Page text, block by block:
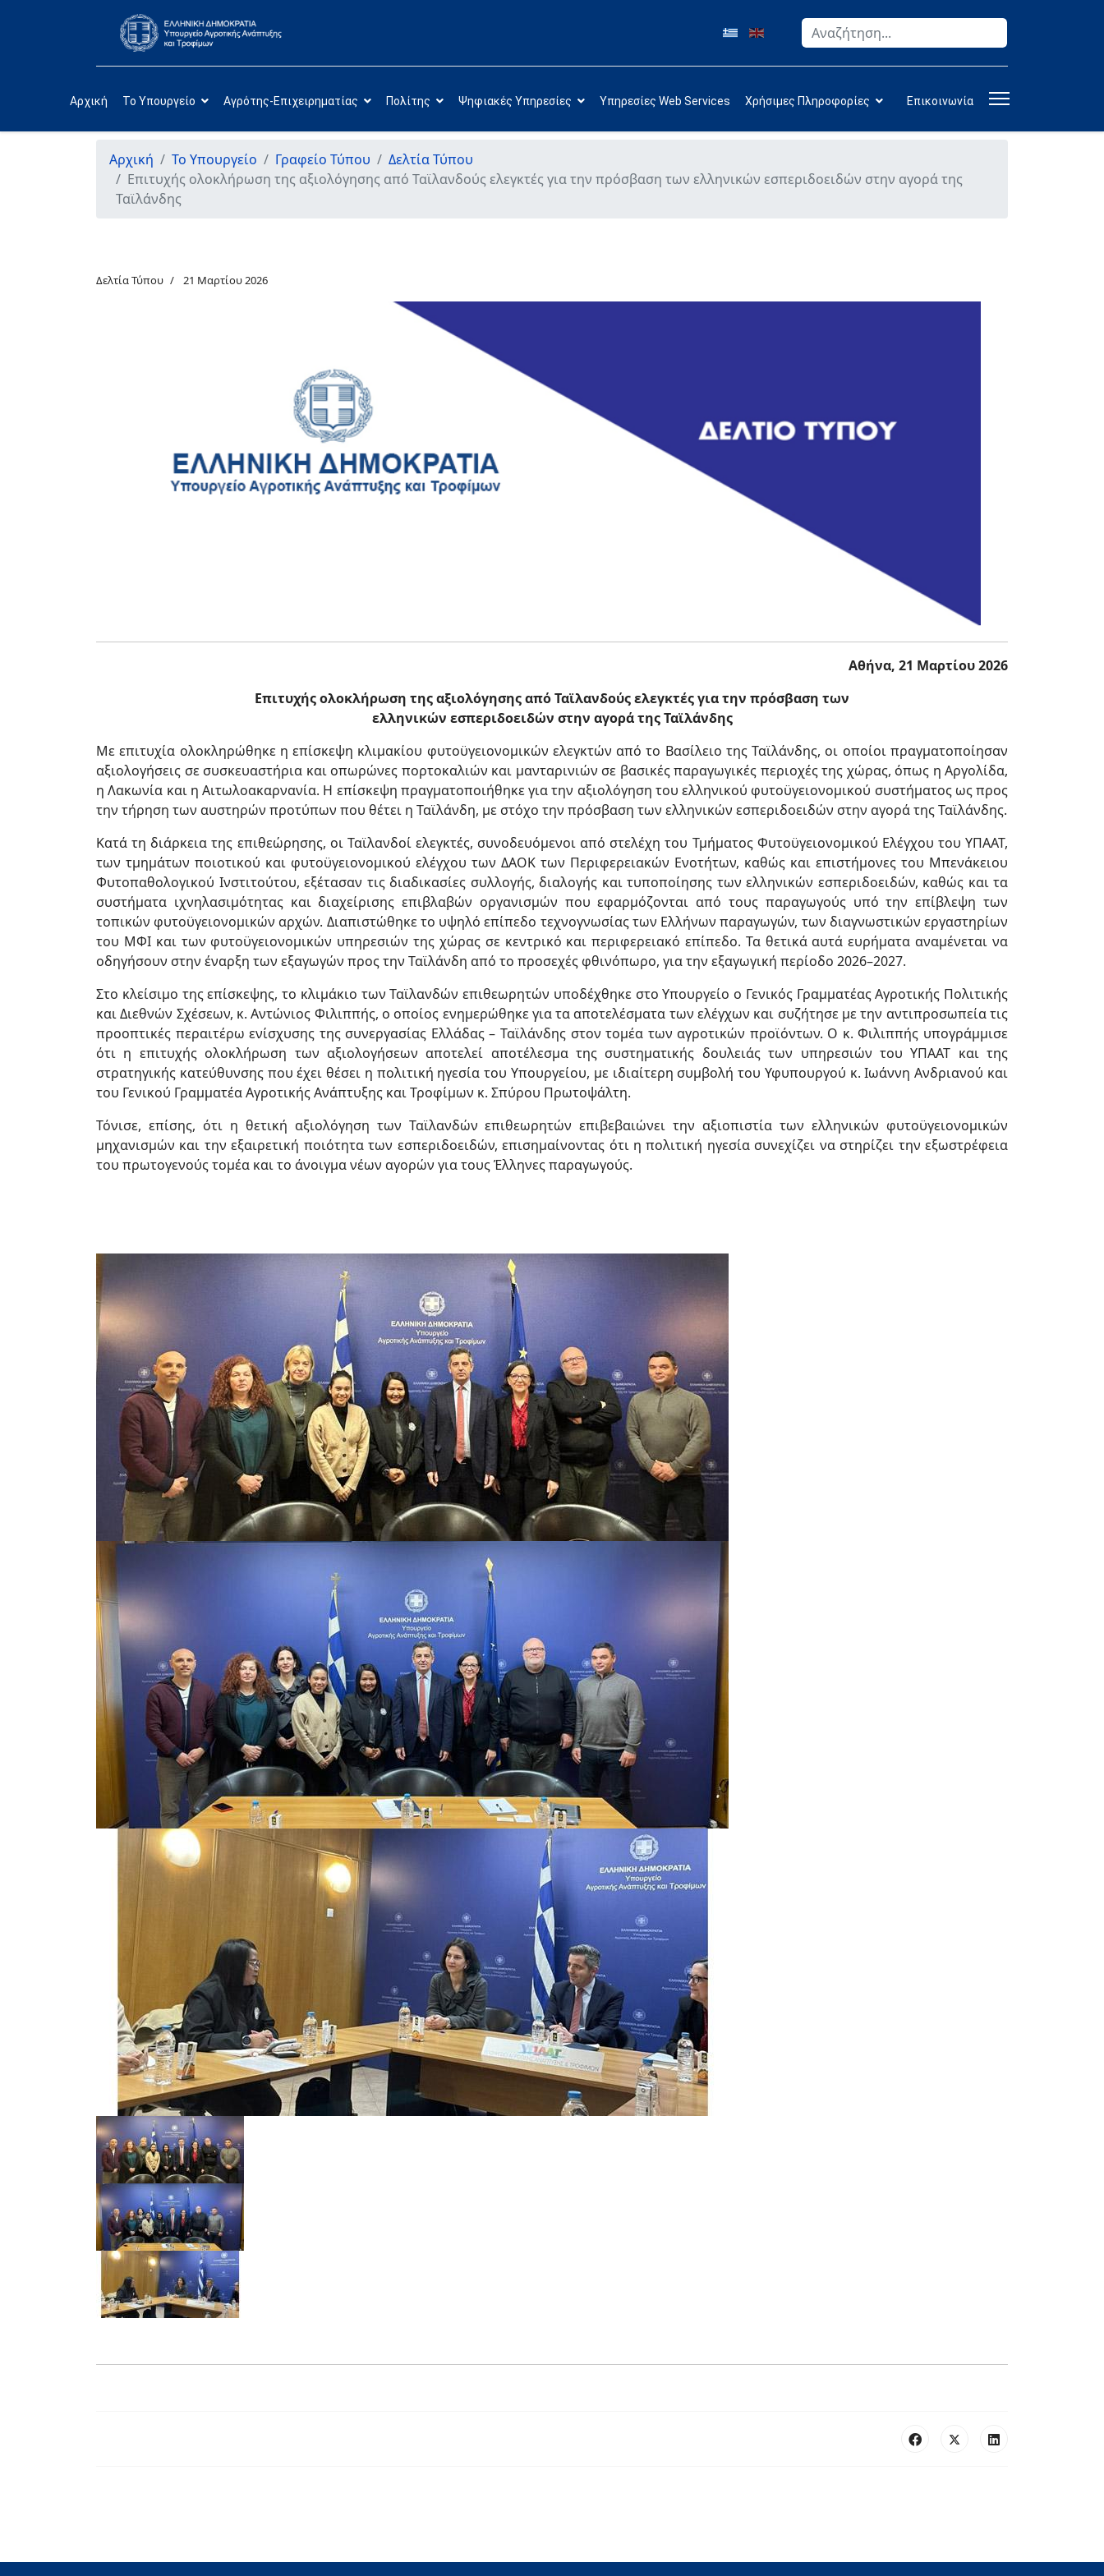
Αναζήτηση
Αρχική Το Υπουργείο Αγρότης-Επιχειρηματίας Πολίτης Ψηφιακές Υπηρεσίες Υπηρεσίες Web Services Χρήσιμες Πληροφορίες Επικοινωνία
Αρχική Το Υπουργείο Γραφείο Τύπου
Δελτία Τύπου
Επιτυχής ολοκλήρωση της αξιολόγησης από Ταϊλανδούς ελεγκτές για την πρόσβαση των ελληνικών εσπεριδοειδών στην αγορά της
Ταϊλάνδης
Δελτία Τύπου 21 Μαρτίου 2026
Αθήνα, 21 Μαρτίου 2026
Επιτυχής ολοκλήρωση της αξιολόγησης από Ταϊλανδούς ελεγκτές για την πρόσβαση των
ελληνικών εσπεριδοειδών στην αγορά της Ταϊλάνδης
Με επιτυχία ολοκληρώθηκε η επίσκεψη κλιμακίου φυτοϋγειονομικών ελεγκτών από το Βασίλειο της Ταϊλάνδης, οι οποίοι πραγματοποίησαν
αξιολογήσεις σε συσκευαστήρια και οπωρώνες πορτοκαλιών και μανταρινιών σε βασικές παραγωγικές περιοχές της χώρας, όπως η Αργολίδα,
η Λακωνία και η Αιτωλοακαρνανία. Η επίσκεψη πραγματοποιήθηκε για την αξιολόγηση του ελληνικού φυτοϋγειονομικού συστήματος ως προς
την τήρηση των αυστηρών προτύπων που θέτει η Ταϊλάνδη, με στόχο την πρόσβαση των ελληνικών εσπεριδοειδών στην αγορά της Ταϊλάνδης.
Κατά τη διάρκεια της επιθεώρησης, οι Ταϊλανδοί ελεγκτές, συνοδευόμενοι από στελέχη του Τμήματος Φυτοϋγειονομικού Ελέγχου του ΥΠΑΑΤ,
των τμημάτων ποιοτικού και φυτοϋγειονομικού ελέγχου των ΔΑΟΚ των Περιφερειακών Ενοτήτων, καθώς και επιστήμονες του Μπενάκειου
Φυτοπαθολογικού Ινστιτούτου, εξέτασαν τις διαδικασίες συλλογής, διαλογής και τυποποίησης των ελληνικών εσπεριδοειδών, καθώς και τα
συστήματα ιχνηλασιμότητας και διαχείρισης επιβλαβών οργανισμών που εφαρμόζονται από τους παραγωγούς υπό την επίβλεψη των
τοπικών φυτοϋγειονομικών αρχών. Διαπιστώθηκε το υψηλό επίπεδο τεχνογνωσίας των Ελλήνων παραγωγών, των διαγνωστικών εργαστηρίων
του ΜΦΙ και των φυτοϋγειονομικών υπηρεσιών της χώρας σε κεντρικό και περιφερειακό επίπεδο. Τα θετικά αυτά ευρήματα αναμένεται να
οδηγήσουν στην έναρξη των εξαγωγών προς την Ταϊλάνδη από το προσεχές φθινόπωρο, για την εξαγωγική περίοδο 2026–2027.
Στο κλείσιμο της επίσκεψης, το κλιμάκιο των Ταϊλανδών επιθεωρητών υποδέχθηκε στο Υπουργείο ο Γενικός Γραμματέας Αγροτικής Πολιτικής
και Διεθνών Σχέσεων, κ. Αντώνιος Φιλιππής, ο οποίος ενημερώθηκε για τα αποτελέσματα των ελέγχων και συζήτησε με την αντιπροσωπεία τις
προοπτικές περαιτέρω ενίσχυσης της συνεργασίας Ελλάδας – Ταϊλάνδης στον τομέα των αγροτικών προϊόντων. Ο κ. Φιλιππής υπογράμμισε
ότι η επιτυχής ολοκλήρωση των αξιολογήσεων αποτελεί αποτέλεσμα της συστηματικής δουλειάς των υπηρεσιών του ΥΠΑΑΤ και της
στρατηγικής κατεύθυνσης που έχει θέσει η πολιτική ηγεσία του Υπουργείου, με ιδιαίτερη συμβολή του Υφυπουργού κ. Ιωάννη Ανδριανού και
του Γενικού Γραμματέα Αγροτικής Ανάπτυξης και Τροφίμων κ. Σπύρου Πρωτοψάλτη.
Τόνισε, επίσης, ότι η θετική αξιολόγηση των Ταϊλανδών επιθεωρητών επιβεβαιώνει την αξιοπιστία των ελληνικών φυτοϋγειονομικών
μηχανισμών και την εξαιρετική ποιότητα των εσπεριδοειδών, επισημαίνοντας ότι η πολιτική ηγεσία συνεχίζει να στηρίζει την εξωστρέφεια
του πρωτογενούς τομέα και το άνοιγμα νέων αγορών για τους Έλληνες παραγωγούς.